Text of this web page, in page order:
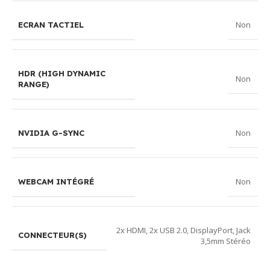
ECRAN TACTIEL Non
HDR (HIGH DYNAMIC
RANGE)
Non
NVIDIA G-SYNC Non
WEBCAM INTÉGRÉ Non
CONNECTEUR(S) 2x HDMI,2x USB 2.0, DisplayPort, Jack
3,5mm Stéréo